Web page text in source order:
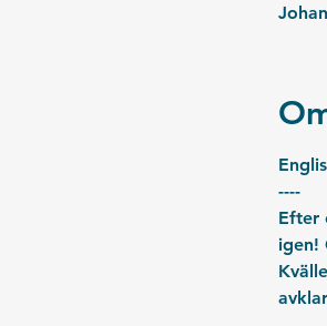
----
Efter
igen!